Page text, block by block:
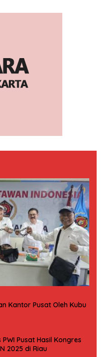
Kantor Pusat Oleh Kubu
Pusat Hasil Kongres
2025 di Riau